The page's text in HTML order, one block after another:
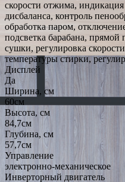
скорости отжима,
дисбаланса, контроль
обработка паром,
подсветка барабана, прямой
сушки, регулировка
температуры стирки,
Дисплей
Да
Ширина, см
60см
Высота, см
84,7см
Глубина, см
57,7см
Управление
электронно-механическое
Инверторный двигатель